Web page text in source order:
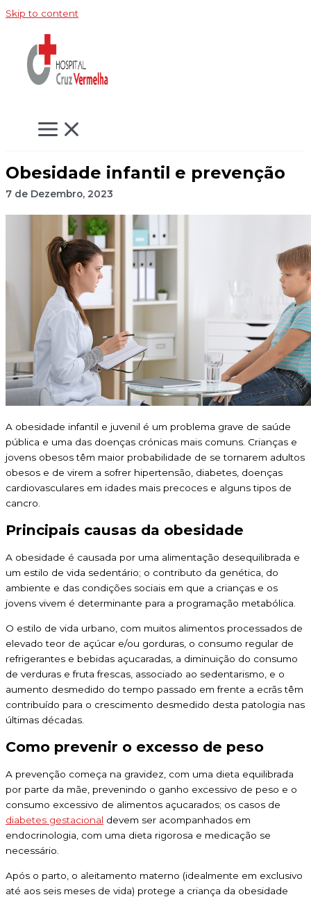
Skip to content
Obesidade infantil e prevenção
7 de Dezembro, 2023
A obesidade infantil e juvenil é um problema grave de saúde
pública e uma das doenças crónicas mais comuns. Crianças e
jovens obesos têm maior probabilidade de se tornarem adultos
obesos e de virem a sofrer hipertensão, diabetes, doenças
cardiovasculares em idades mais precoces e alguns tipos de
cancro.
Principais causas da obesidade
A obesidade é causada por uma alimentação desequilibrada e
um estilo de vida sedentário; o contributo da genética, do
ambiente e das condições sociais em que a crianças e os
jovens vivem é determinante para a programação metabólica.
O estilo de vida urbano, com muitos alimentos processados de
elevado teor de açúcar e/ou gorduras, o consumo regular de
refrigerantes e bebidas açucaradas, a diminuição do consumo
de verduras e fruta frescas, associado ao sedentarismo, e o
aumento desmedido do tempo passado em frente a ecrãs têm
contribuído para o crescimento desmedido desta patologia nas
últimas décadas.
Como prevenir o excesso de peso
A prevenção começa na gravidez, com uma dieta equilibrada
por parte da mãe, prevenindo o ganho excessivo de peso e o
consumo excessivo de alimentos açucarados; os casos de
diabetes gestacional devem ser acompanhados em
endocrinologia, com uma dieta rigorosa e medicação se
necessário.
Após o parto, o aleitamento materno (idealmente em exclusivo
até aos seis meses de vida) protege a criança da obesidade